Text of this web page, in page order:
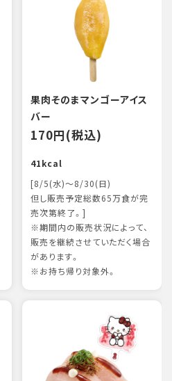
果肉そのまマンゴーアイス
バー
170円(税込)
41kcal
[8/5(水)～8/30(日)
但し販売予定総数65万食が完
売次第終了。]
※期間内の販売状況によって、
販売を継続させていただく場合
があります。
※お持ち帰り対象外。